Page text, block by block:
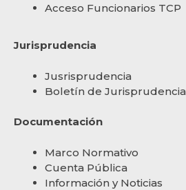
Acceso Funcionarios TCP
Jurisprudencia
Jusrisprudencia
Boletín de Jurisprudencia
Documentación
Marco Normativo
Cuenta Pública
Información y Noticias